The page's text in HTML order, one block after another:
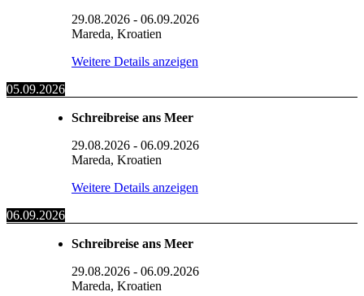
29.08.2026 - 06.09.2026
Mareda, Kroatien
Weitere Details anzeigen
05.09.2026
Schreibreise ans Meer
29.08.2026 - 06.09.2026
Mareda, Kroatien
Weitere Details anzeigen
06.09.2026
Schreibreise ans Meer
29.08.2026 - 06.09.2026
Mareda, Kroatien